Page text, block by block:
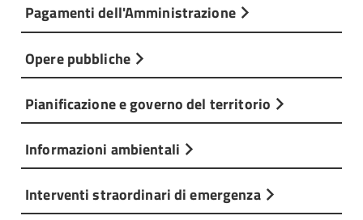
Pagamenti dell'Amministrazione
Opere pubbliche
Pianificazione e governo del territorio
Informazioni ambientali
Interventi straordinari di emergenza